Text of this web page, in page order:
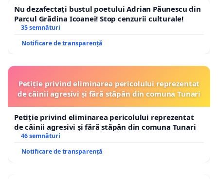
Nu dezafectați bustul poetului Adrian Păunescu din
Parcul Grădina Icoanei! Stop cenzurii culturale!
35 semnături
Notificare de transparență
Petiție privind eliminarea pericolului reprezentat
de câinii agresivi și fără stăpân din comuna Tunari
Petiție privind eliminarea pericolului reprezentat
de câinii agresivi și fără stăpân din comuna Tunari
46 semnături
Notificare de transparență